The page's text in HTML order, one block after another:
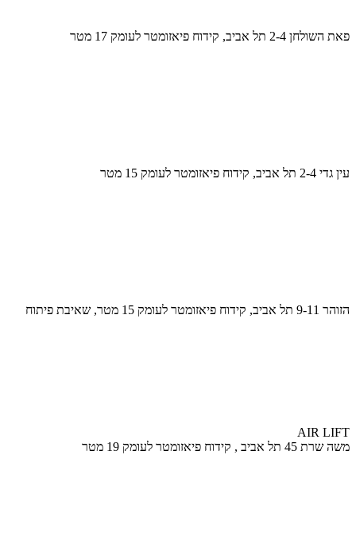
פאת השולחן 2-4 תל אביב, קידוח פיאזומטר לעומק 17 מטר
עין גדי 2-4 תל אביב, קידוח פיאזומטר לעומק 15 מטר
הזוהר 9-11 תל אביב, קידוח פיאזומטר לעומק 15 מטר, שאיבת פיתוח
AIR LIFT
משה שרת 45 תל אביב , קידוח פיאזומטר לעומק 19 מטר